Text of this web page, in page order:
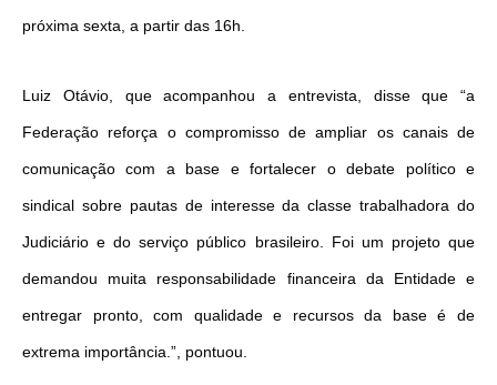
próxima sexta, a partir das 16h.
Luiz Otávio, que acompanhou a entrevista, disse que “a
Federação reforça o compromisso de ampliar os canais de
comunicação com a base e fortalecer o debate político e
sindical sobre pautas de interesse da classe trabalhadora do
Judiciário e do serviço público brasileiro. Foi um projeto que
demandou muita responsabilidade financeira da Entidade e
entregar pronto, com qualidade e recursos da base é de
extrema importância.”, pontuou.